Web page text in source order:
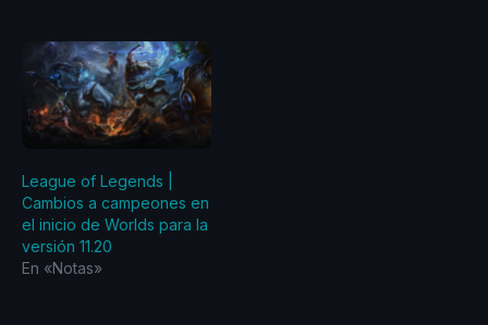
League of Legends |
Cambios a campeones en
el inicio de Worlds para la
versión 11.20
En «Notas»